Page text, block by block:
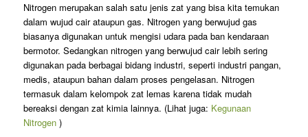
Nitrogen merupakan salah satu jenis zat yang bisa kita temukan
dalam wujud cair ataupun gas. Nitrogen yang berwujud gas
biasanya digunakan untuk mengisi udara pada ban kendaraan
bermotor. Sedangkan nitrogen yang berwujud cair lebih sering
digunakan pada berbagai bidang industri, seperti industri pangan,
medis, ataupun bahan dalam proses pengelasan. Nitrogen
termasuk dalam kelompok zat lemas karena tidak mudah
bereaksi dengan zat kimia lainnya. (Lihat juga: Kegunaan
Nitrogen)